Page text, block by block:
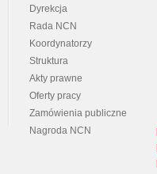
Dyrekcja
Rada NCN
Koordynatorzy
Struktura
Akty prawne
Oferty pracy
Zamówienia publiczne
Nagroda NCN